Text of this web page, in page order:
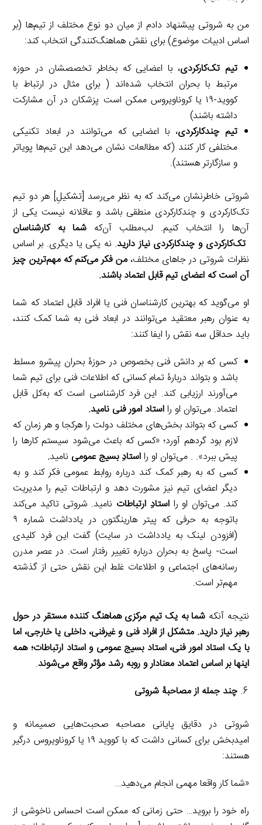
من به شروتی پیشنهاد دادم از میان دو نوع مختلف از تیم‌ها (بر
اساس ادبیات موضوع) برای نقش هماهنگ‌کنندگی انتخاب کند:
تیم تک‌کارکردی، با اعضایی که بخاطر تخصصشان در حوزه
مرتبط با بحران انتخاب شده‌اند ( برای مثال در ارتباط با
کووید-۱۹ یا کروناویروس ممکن است پزشکان در آن مشارکت
داشته باشند)
تیم چندکارکردی، با اعضایی که می‌توانند در ابعاد تکنیکی
مختلفی کار کنند (که مطالعات نشان می‌دهد این تیم‌ها پویاتر
و سازگارتر هستند).
شروتی خاطرنشان می‌کند که به نظر می‌رسد [تشکیلِ] هر دو تیم
تک‌کارکردی و چندکارکردی منطقی باشد و عاقلانه نیست یکی از
آن‌ها را انتخاب کنیم. لب‌مطلب آن‌کهشما به کارشناسان
تک‌کارکردی و چندکارکردی نیاز دارید. نه یکی یا دیگری. بر اساس
نظرات شروتی در جاهای مختلف،من فکر می‌کنم که مهم‌ترین چیز
آن است که اعضای تیم قابل اعتماد باشند.
او می‌گوید که بهترین کارشناسان فنی یا افراد قابل اعتماد که شما
به عنوان رهبر معتقید می‌توانند در ابعاد فنی به شما کمک کنند،
باید حداقل سه نقش را ایفا کنند:
کسی که بر دانش فنی بخصوص در حوزۀ بحران پیشرو مسلط
باشد و بتواند دربارۀ تمام کسانی که اطلاعات فنی برای تیم شما
می‌آورند ارزیابی کند. این فرد کارشناسی است که به‌کل قابل
اعتماد. می‌توان او رااستاد امور فنی نامید.
کسی که بتواند بخش‌های مختلف دولت را هرکجا و هر زمان که
لازم بود گردهم آورد؛ «کسی که باعث می‌شود سیستم کارها را
پیش ببرد». . می‌توان او رااستادِ بسیج عمومی نامید.
کسی که به رهبر کمک کند درباره روابط عمومی فکر کند و به
دیگر اعضای تیم نیز مشورت دهد و ارتباطات تیم را مدیریت
کند. می‌توان او را استادِ ارتباطات نامید. شروتی تاکید می‌کند
باتوجه به حرفی که پیتر هارینگتون در یادداشت شماره ۹
(افزودن لینک به یادداشت در سایت) گفت این فرد کلیدی
است- پاسخ به بحران درباره تغییر رفتار است. در عصر مدرن
رسانه‌های اجتماعی و اطلاعات غلط این نقش حتی از گذشته
مهم‌تر است.
نتیجه آنکه شما به یک تیم مرکزی هماهنگ کننده مستقر در حول
رهبر نیاز دارید. متشکل از افراد فنی و غیرفنی، داخلی یا خارجی، اما
با یک استاد امور فنی، استاد بسیج عمومی و استاد ارتباطات؛ همه
اینها بر اساس اعتماد معنادار و روبه رشد مؤثر واقع می‌شوند.
چند جمله از مصاحبۀ شروتی
شروتی در دقایق پایانی مصاحبه صحبت‌هایی صمیمانه و
امیدبخش برای کسانی داشت که با کووید ۱۹ یا کروناویروس درگیر
هستند:
«شما کار واقعا مهمی انجام می‌دهید…
راه خود را بروید… حتی زمانی که ممکن است احساس ناخوشی از